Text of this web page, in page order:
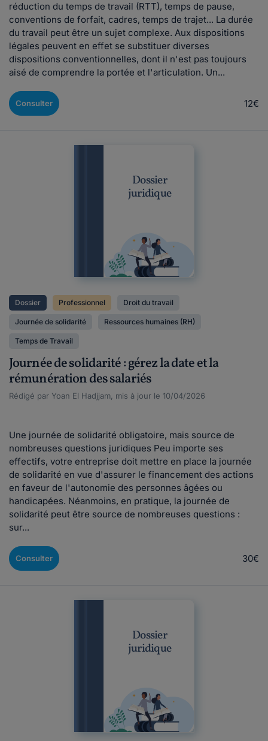
réduction du temps de travail (RTT), temps de pause,
conventions de forfait, cadres, temps de trajet... La durée
du travail peut être un sujet complexe. Aux dispositions
légales peuvent en effet se substituer diverses
dispositions conventionnelles, dont il n'est pas toujours
aisé de comprendre la portée et l'articulation. Un...
Consulter 12€
Dossier
juridique
Dossier Professionnel Droit du travail
Journée de solidarité Ressources humaines (RH)
Temps de Travail
Journée de solidarité : gérez la date et la
rémunération des salariés
Rédigé par Yoan El Hadjjam, mis à jour le 10/04/2026
Une journée de solidarité obligatoire, mais source de
nombreuses questions juridiques Peu importe ses
effectifs, votre entreprise doit mettre en place la journée
de solidarité en vue d'assurer le financement des actions
en faveur de l'autonomie des personnes âgées ou
handicapées. Néanmoins, en pratique, la journée de
solidarité peut être source de nombreuses questions :
sur...
Consulter 30€
Dossier
juridique